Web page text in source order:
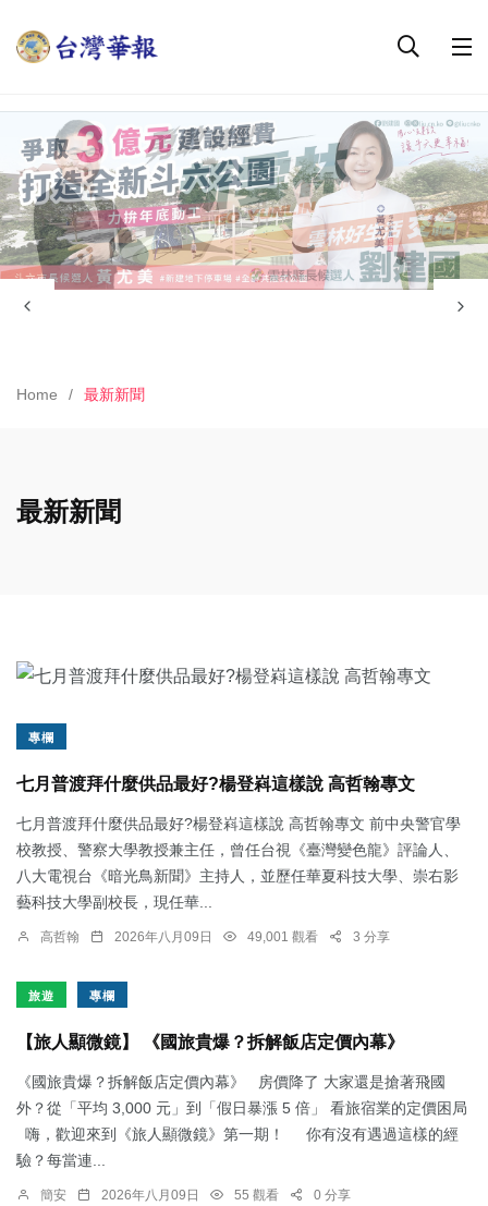
Home 最新新聞
最新新聞
專欄
七月普渡拜什麼供品最好?楊登嵙這樣說 高哲翰專文
七月普渡拜什麼供品最好?楊登嵙這樣說 高哲翰專文 前中央警官學
校教授、警察大學教授兼主任，曾任台視《臺灣變色龍》評論人、
八大電視台《暗光鳥新聞》主持人，並歷任華夏科技大學、崇右影
藝科技大學副校長，現任華...
高哲翰 2026年八月09日 49,001 觀看 3 分享
旅遊 專欄
【旅人顯微鏡】 《國旅貴爆？拆解飯店定價內幕》
《國旅貴爆？拆解飯店定價內幕》 房價降了 大家還是搶著飛國
外？從「平均 3,000 元」到「假日暴漲 5 倍」 看旅宿業的定價困局
嗨，歡迎來到《旅人顯微鏡》第一期！ 你有沒有遇過這樣的經
驗？每當連...
簡安 2026年八月09日 55 觀看 0 分享